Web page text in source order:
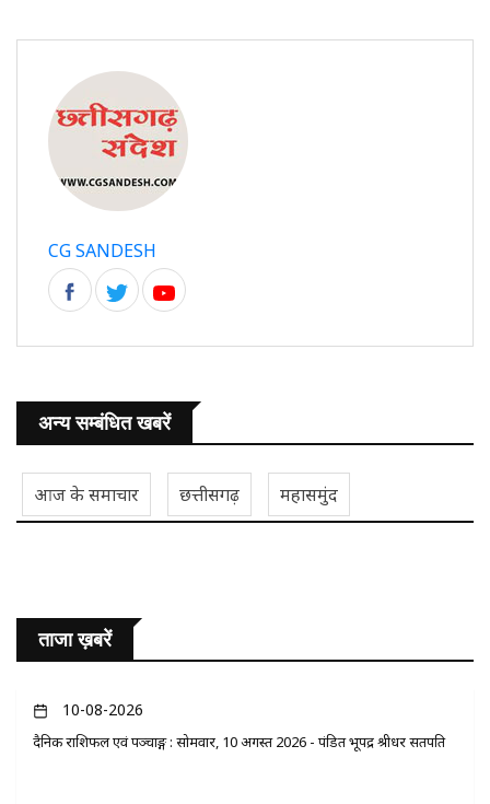
CG SANDESH
अन्य सम्बंधित खबरें
आज के समाचार छत्तीसगढ़ महासमुंद
ताजा ख़बरें
10-08-2026
दैनिक राशिफल एवं पञ्चाङ्ग : सोमवार, 10 अगस्त 2026 - पंडित भूपेंद्र श्रीधर सतपति